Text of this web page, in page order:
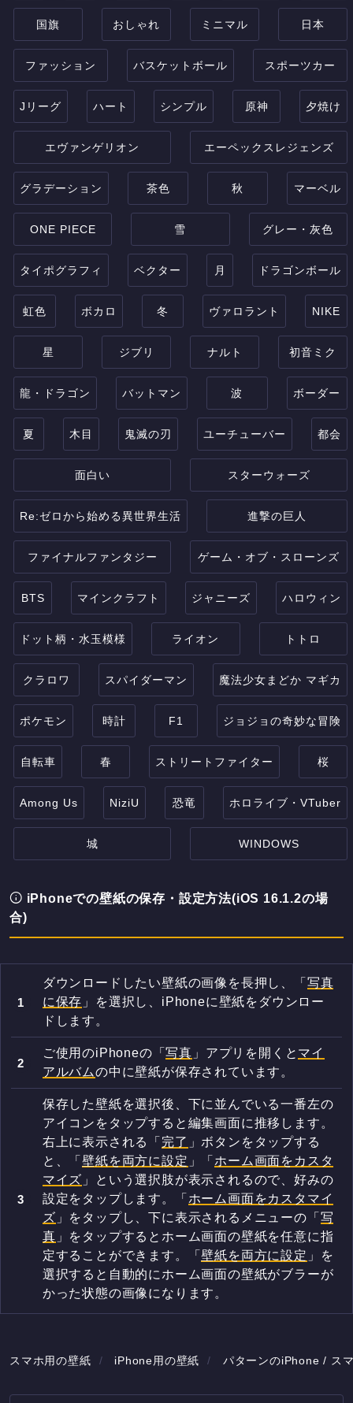
国旗 おしゃれ ミニマル 日本
ファッション バスケットボール スポーツカー
Jリーグ ハート シンプル 原神 夕焼け
エヴァンゲリオン エーペックスレジェンズ
グラデーション 茶色 秋 マーベル
ONE PIECE 雪 グレー・灰色
タイポグラフィ ベクター 月 ドラゴンボール
虹色 ボカロ 冬 ヴァロラント NIKE
星 ジブリ ナルト 初音ミク
龍・ドラゴン バットマン 波 ボーダー
夏 木目 鬼滅の刃 ユーチューバー 都会
面白い スターウォーズ
Re:ゼロから始める異世界生活 進撃の巨人
ファイナルファンタジー ゲーム・オブ・スローンズ
BTS マインクラフト ジャニーズ ハロウィン
ドット柄・水玉模様 ライオン トトロ
クラロワ スパイダーマン 魔法少女まどか マギカ
ポケモン 時計 F1 ジョジョの奇妙な冒険
自転車 春 ストリートファイター 桜
Among Us NiziU 恐竜 ホロライブ・VTuber
城 WINDOWS
iPhoneでの壁紙の保存・設定方法(iOS 16.1.2の場
合)
ダウンロードしたい壁紙の画像を長押し、「 写真
に保存 」を選択し、iPhoneに壁紙をダウンロー
ドします。
ご使用のiPhoneの「写真 」アプリを開くと マイ
アルバムの中に壁紙が保存されています。
保存した壁紙を選択後、下に並んでいる一番左の
アイコンをタップすると編集画面に推移します。
右上に表示される「 完了 」ボタンをタップする
と、「壁紙を両方に設定 」「 ホーム画面をカスタ
マイズ 」という選択肢が表示されるので、好みの
設定をタップします。「 ホーム画面をカスタマイ
ズ 」をタップし、下に表示されるメニューの「 写
真 」をタップするとホーム画面の壁紙を任意に指
定することができます。「壁紙を両方に設定 」を
選択すると自動的にホーム画面の壁紙がブラーが
かった状態の画像になります。
スマホ用の壁紙 iPhone用の壁紙 パターンのiPhone / ス